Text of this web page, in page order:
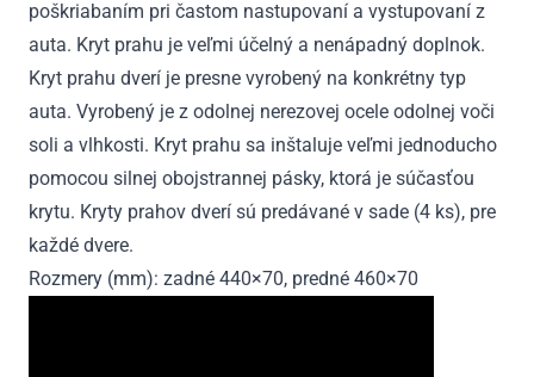
poškriabaním pri častom nastupovaní a vystupovaní z
auta. Kryt prahu je veľmi účelný a nenápadný doplnok.
Kryt prahu dverí je presne vyrobený na konkrétny typ
auta. Vyrobený je z odolnej nerezovej ocele odolnej voči
soli a vlhkosti. Kryt prahu sa inštaluje veľmi jednoducho
pomocou silnej obojstrannej pásky, ktorá je súčasťou
krytu. Kryty prahov dverí sú predávané v sade (4 ks), pre
každé dvere.
Rozmery (mm): zadné 440×70, predné 460×70